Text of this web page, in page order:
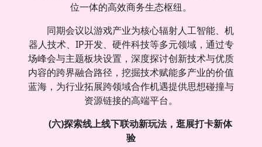
位一体的高效商务生态枢纽。
同期会议以游戏产业为核心辐射人工智能、机
器人技术、IP开发、硬件科技等多元领域，通过专
场峰会与主题板块设置，深度探讨创新技术与优质
内容的跨界融合路径，挖掘技术赋能多产业的价值
蓝海，为行业拓展跨领域合作机遇提供思想碰撞与
资源链接的高端平台。
(六)探索线上线下联动新玩法，逛展打卡新体
验